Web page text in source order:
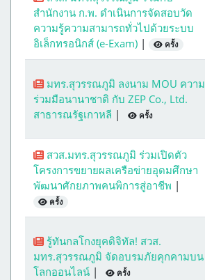
สำนักงาน ก.พ. ดำเนินการจัดสอบวัด
ความรู้ความสามารถทั่วไปด้วยระบบ
อิเล็กทรอนิกส์ (e-Exam) | ครั้ง
มทร.สุวรรณภูมิ ลงนาม MOU ความ
ร่วมมือนานาชาติ กับ ZEP Co., Ltd.
สาธารณรัฐเกาหลี | ครั้ง
สวส.มทร.สุวรรณภูมิ ร่วมเปิดตัว
โครงการขยายผลเครือข่ายอุดมศึกษา
พัฒนาศักยภาพคนพิการสู่อาชีพ |
ครั้ง
รู้ทันกลโกงยุคดิจิทัล! สวส.
มทร.สุวรรณภูมิ จัดอบรมภัยคุกคามบน
โลกออนไลน์ | ครั้ง